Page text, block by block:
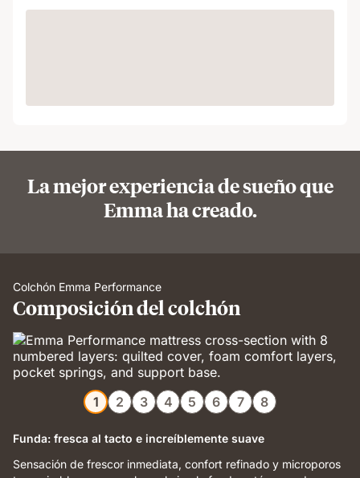
La mejor experiencia de sueño que
Emma ha creado.
Colchón Emma Performance
Composición del colchón
1 2 3 4 5 6 7 8
Funda: fresca al tacto e increíblemente suave
Sensación de frescor inmediata, confort refinado y microporos